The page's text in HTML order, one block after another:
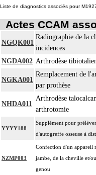
Liste de diagnostics associés pour
Actes CCAM
NGQK001
Radiographie de la
incidences
NGDA002 Arthrodèse
NGKA001
Remplacement de
par prothèse
NHDA011
Arthrodèse
arthrotomie
YYYY188
Supplément pour
d'autogreffe osseuse à
NZMP003
Confection d'un appareil
jambe, de la cheville et/
genou